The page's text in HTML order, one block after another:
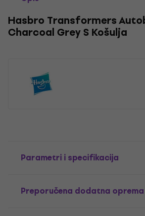
Hasbro Transformers
Charcoal Grey S Košulja
Parametri i specifikacija
Preporučena dodatna oprema